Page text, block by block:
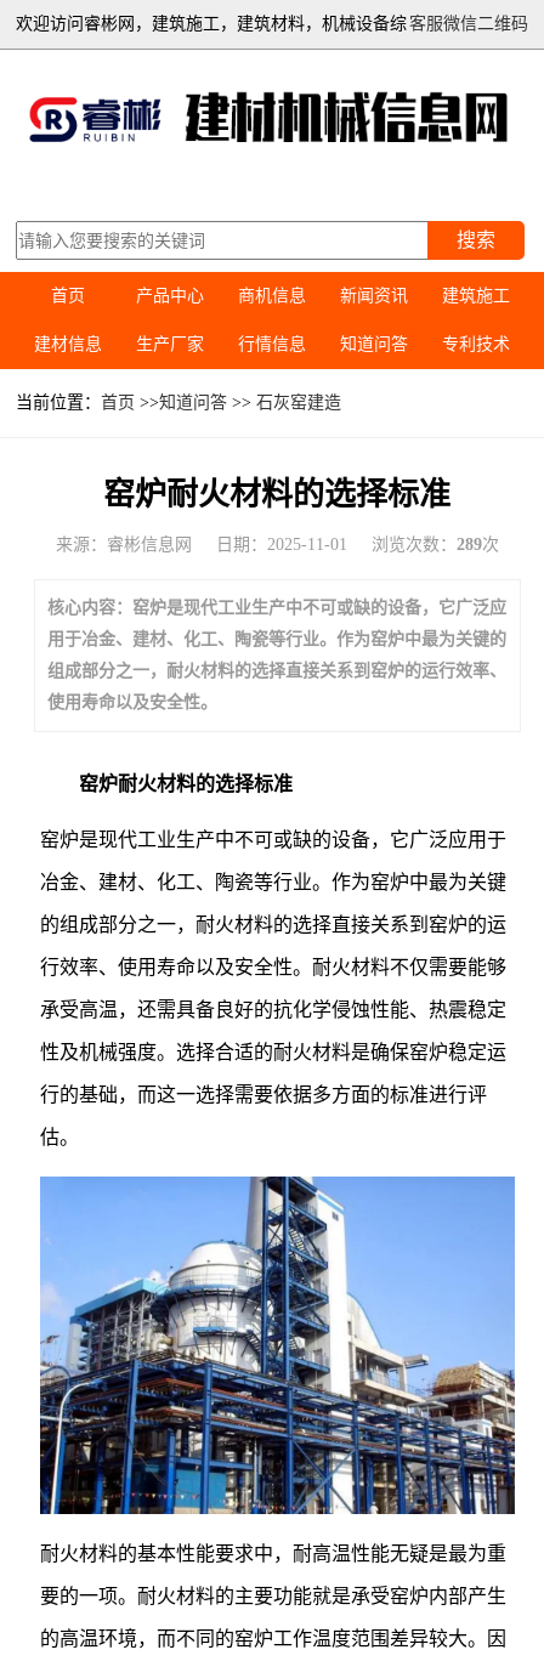
客服微信二维码
欢迎访问睿彬网，建筑施工，建筑材料，机械设备综
搜索
首页 产品中心 商机信息 新闻资讯 建筑施工
建材信息 生产厂家 行情信息 知道问答 专利技术
当前位置：首页 >>知道问答 >>石灰窑建造
窑炉耐火材料的选择标准
来源：睿彬信息网 日期：2025-11-01 浏览次数： 289次
核心内容：窑炉是现代工业生产中不可或缺的设备，它广泛应
用于冶金、建材、化工、陶瓷等行业。作为窑炉中最为关键的
组成部分之一，耐火材料的选择直接关系到窑炉的运行效率、
使用寿命以及安全性。
窑炉耐火材料的选择标准
窑炉是现代工业生产中不可或缺的设备，它广泛应用于
冶金、建材、化工、陶瓷等行业。作为窑炉中最为关键
的组成部分之一，耐火材料的选择直接关系到窑炉的运
行效率、使用寿命以及安全性。耐火材料不仅需要能够
承受高温，还需具备良好的抗化学侵蚀性能、热震稳定
性及机械强度。选择合适的耐火材料是确保窑炉稳定运
行的基础，而这一选择需要依据多方面的标准进行评
估。
耐火材料的基本性能要求中，耐高温性能无疑是最为重
要的一项。耐火材料的主要功能就是承受窑炉内部产生
的高温环境，而不同的窑炉工作温度范围差异较大。因